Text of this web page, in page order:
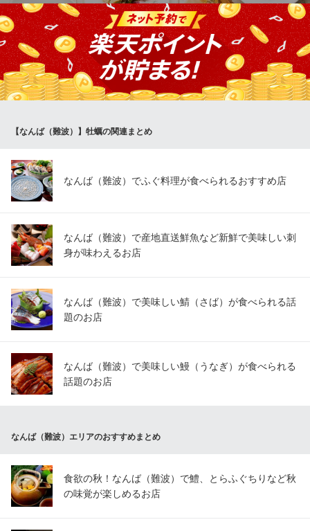
大阪府大阪市中央区難波4-3-21
毎日届く産地直送の牡蠣をはじめ、美味しいタパス料理をご用
意。 ワインやハイボール、ビールに合う品ばかり！！
個室イタリアン ロジック 裏なんば店
難波 イタリアン 個室
大阪メトロ御堂筋線なんば駅 徒歩3分
【なんば（難波）】牡蠣の関連まとめ
なんば（難波）でふぐ料理が食べられるおすすめ店
なんば（難波）で産地直送鮮魚など新鮮で美味しい刺
身が味わえるお店
なんば（難波）で美味しい鯖（さば）が食べられる話
題のお店
なんば（難波）で美味しい鰻（うなぎ）が食べられる
話題のお店
なんば（難波）エリアのおすすめまとめ
食欲の秋！なんば（難波）で鱧、とらふぐちりなど秋
の味覚が楽しめるお店